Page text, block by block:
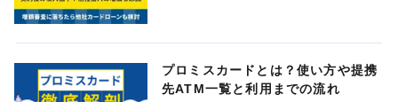
プロミスカードとは？使い方や提携
先ATM一覧と利用までの流れ